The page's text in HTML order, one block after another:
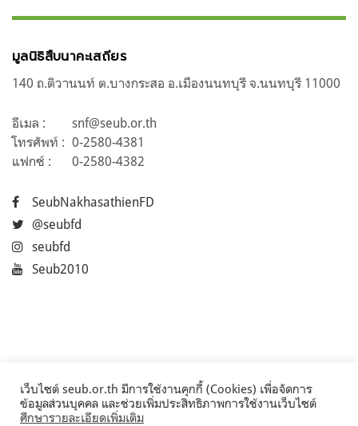
มูลนิธิสืบนาคะเสถียร
140 ถ.ติวานนท์ ต.บางกระสอ อ.เมืองนนทบุรี จ.นนทบุรี 11000
อีเมล :
snf@seub.or.th
โทรศัพท์ : 0-2580-4381
แฟกซ์ :
0-2580-4382
SeubNakhasathienFD
@seubfd
seubfd
Seub2010
เว็บไซต์ seub.or.th มีการใช้งานคุกกี้ (Cookies) เพื่อจัดการ
ข้อมูลส่วนบุคคล และช่วยเพิ่มประสิทธิภาพการใช้งานเว็บไซต์
ศึกษารายละเอียดเพิ่มเติม